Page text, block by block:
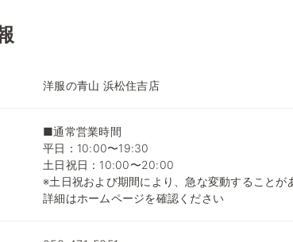
洋服の青山 浜松住吉店
■通常営業時間
平日：10:00〜19:30
土日祝日：10:00〜20:00
※土日祝および期間により、急な変動することが
詳細はホームページを確認ください